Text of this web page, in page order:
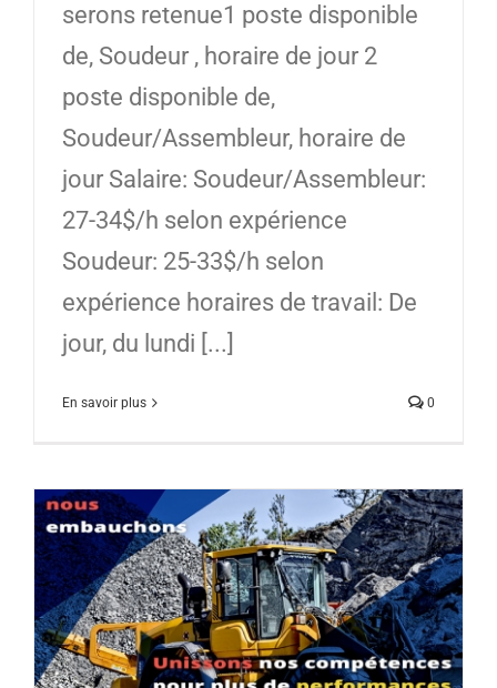
serons retenue1 poste disponible
de, Soudeur , horaire de jour 2
poste disponible de,
Soudeur/Assembleur, horaire de
jour Salaire: Soudeur/Assembleur:
27-34$/h selon expérience
Soudeur: 25-33$/h selon
expérience horaires de travail: De
jour, du lundi [...]
En savoir plus 0